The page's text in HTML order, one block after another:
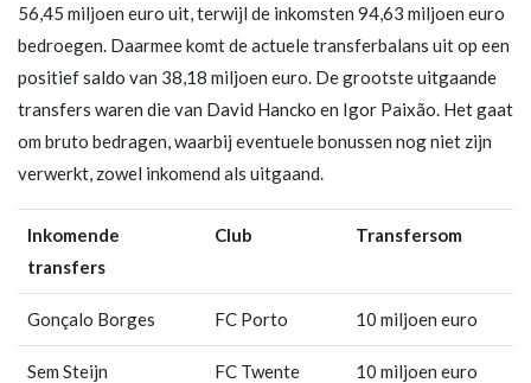
56,45 miljoen euro uit, terwijl de inkomsten 94,63 miljoen euro
bedroegen. Daarmee komt de actuele transferbalans uit op een
positief saldo van 38,18 miljoen euro. De grootste uitgaande
transfers waren die van David Hancko en Igor Paixão. Het gaat
om bruto bedragen, waarbij eventuele bonussen nog niet zijn
verwerkt, zowel inkomend als uitgaand.
Inkomende
transfers
Club Transfersom
Gonçalo Borges FC Porto 10 miljoen euro
Sem Steijn FC Twente 10 miljoen euro